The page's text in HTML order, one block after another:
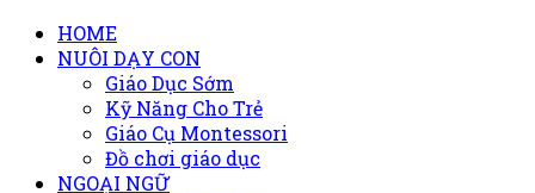
HOME
NUÔI DẠY CON
Giáo Dục Sớm
Kỹ Năng Cho Trẻ
Giáo Cụ Montessori
Đồ chơi giáo dục
NGOẠI NGỮ